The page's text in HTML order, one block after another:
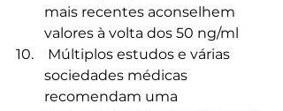
mais recentes aconselhem
valores à volta dos 50 ng/ml
sociedades médicas
recomendam uma